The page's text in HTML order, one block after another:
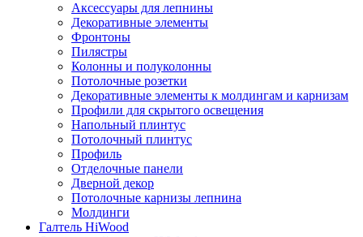
Аксессуары для лепнины
Декоративные элементы
Фронтоны
Пилястры
Колонны и полуколонны
Потолочные розетки
Декоративные элементы к молдингам и карнизам
Профили для скрытого освещения
Напольный плинтус
Потолочный плинтус
Профиль
Отделочные панели
Дверной декор
Потолочные карнизы лепнина
Молдинги
Галтель HiWood